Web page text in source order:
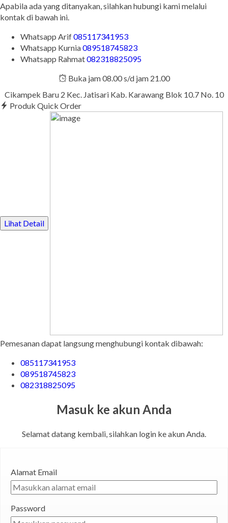
Apabila ada yang ditanyakan, silahkan hubungi kami melalui
kontak di bawah ini.
Whatsapp Arif085117341953
Whatsapp Kurnia089518745823
Whatsapp Rahmat082318825095
Buka jam 08.00 s/d jam 21.00
Cikampek Baru 2 Kec. Jatisari Kab. Karawang Blok 10.7 No. 10
Produk Quick Order
Lihat Detail
Pemesanan dapat langsung menghubungi kontak dibawah:
085117341953
089518745823
082318825095
Masuk ke akun Anda
Selamat datang kembali, silahkan login ke akun Anda.
Alamat Email
Password